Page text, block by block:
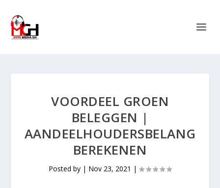
VOORDEEL GROEN
BELEGGEN |
AANDEELHOUDERSBELANG
BEREKENEN
Posted by | Nov 23, 2021 |